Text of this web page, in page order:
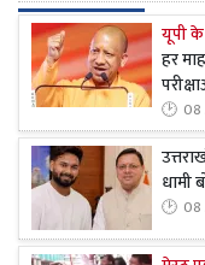
यूपी
हर
08
धामी